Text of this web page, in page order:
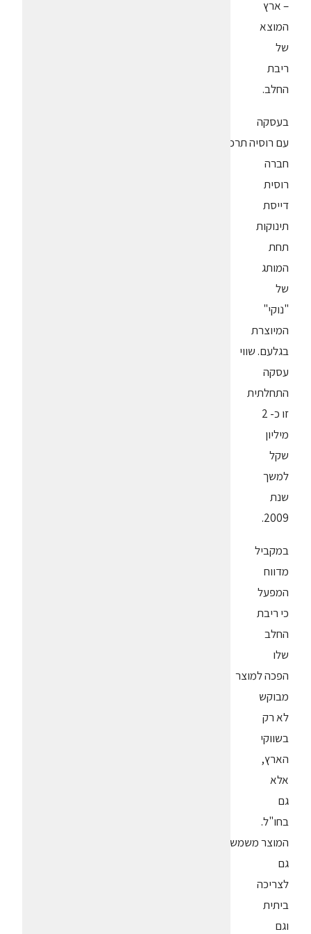
– ארץ
המוצא
של
ריבת
החלב.
בעסקה
עם רוסיה תרכוש
חברה
רוסית
דייסת
תינוקות
תחת
המותג
של
"נוקי"
המיוצרת
בגלעם. שווי
עסקה
התחלתית
זו כ- 2
מיליון
שקל
למשך
שנת
2009.
במקביל
מדווח
המפעל
כי ריבת
החלב
שלו
הפכה למוצר
מבוקש
לא רק
בשווקי
הארץ,
אלא
גם
בחו"ל.
המוצר משמש
גם
לצריכה
ביתית
וגם